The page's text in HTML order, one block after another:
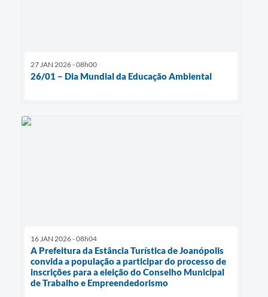
27 JAN 2026 - 08h00
26/01 – Dia Mundial da Educação Ambiental
16 JAN 2026 - 08h04
A Prefeitura da Estância Turística de Joanópolis
convida a população a participar do processo de
inscrições para a eleição do Conselho Municipal
de Trabalho e Empreendedorismo